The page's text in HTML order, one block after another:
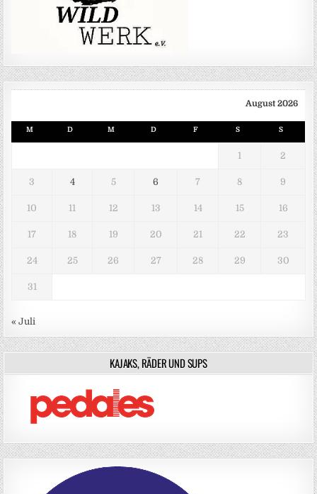
August 2026
M D M D F S S
1 2
3 4 5 6 7 8 9
10 11 12 13 14 15 16
17 18 19 20 21 22 23
24 25 26 27 28 29 30
31
« Juli
KAJAKS, RÄDER UND SUPS